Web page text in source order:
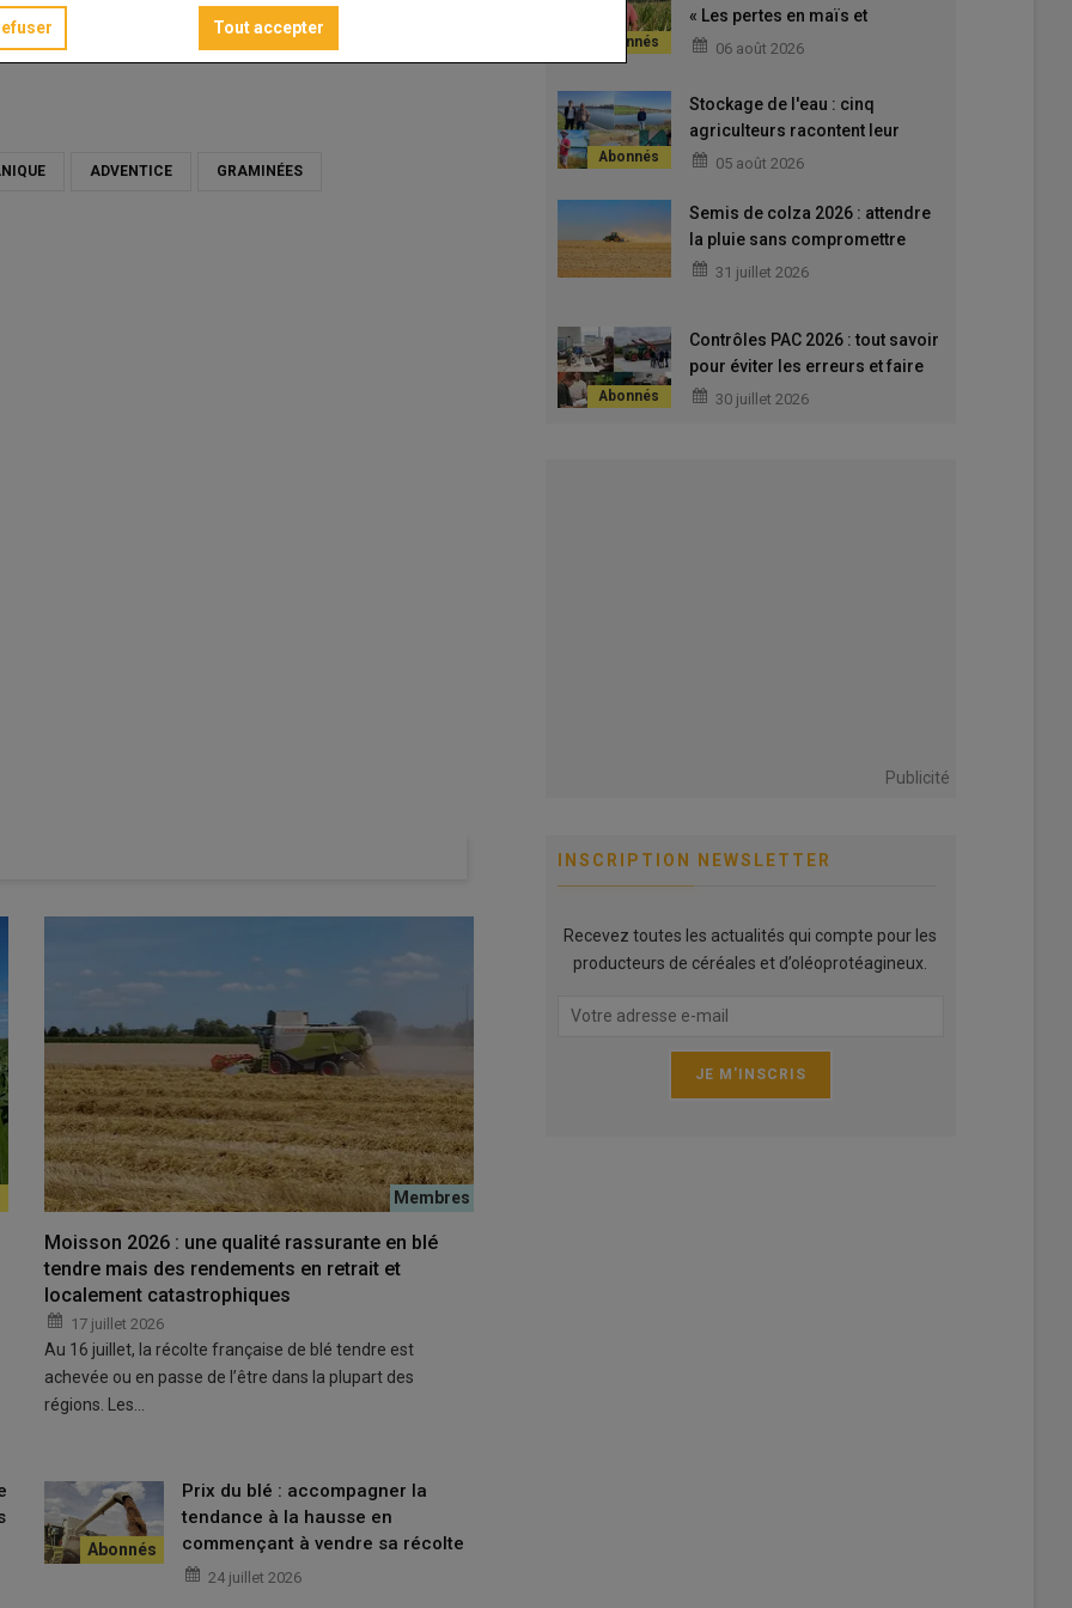
pour les années à venir puisque la molécule a été
Mais les cas de résistance de
glyphosate est-il compromis à brève échéance ?
situations, notamment lorsque lelabourn’est pas utilisé
à mettre en œuvre (sols caillouteux superficiels, sols
et itinéraires techniques alternatifs à l’usage du
face à ces situations délicates et d’évaluer sur
les itinéraires techniques testés.» Il s’agissait
des graminées adventicessans travail du sol. Des essais
argilo-calcaires superficiels, sols argileux hydromorphes
efficaces que les outils de scalpage
du sol (roulage, broyage…) s’avèrent peu adaptés
souvent de me passer de l’herbicide et de le
ADVENTICE GRAMINÉES
« Les pertes en maïs et
tournesol sont réelles, mais
mon exploitation »
06 août 2026
Stockage de l'eau : cinq
agriculteurs racontent leur
expérience des réserves et
05 août 2026
Semis de colza 2026 : attendre
la pluie sans compromettre
l’implantation
31 juillet 2026
Contrôles PAC 2026 : tout savoir
pour éviter les erreurs et faire
valoir ses droits
30 juillet 2026
Publicité
Moisson 2026 : une qualité rassurante en blé
tendre mais des rendements en retrait et
localement catastrophiques
17 juillet 2026
Au 16 juillet, la récolte française de blé tendre est
achevée ou en passe de l’être dans la plupart des
régions. Les…
Prix du blé : accompagner la
tendance à la hausse en
commençant à vendre sa récolte
24 juillet 2026
INSCRIPTION NEWSLETTER
Recevez toutes les actualités qui compte pour les
producteurs de céréales et d’oléoprotéagineux.
Tout accepter